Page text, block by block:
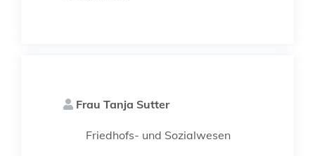
Frau Tanja Sutter
Friedhofs- und Sozialwesen